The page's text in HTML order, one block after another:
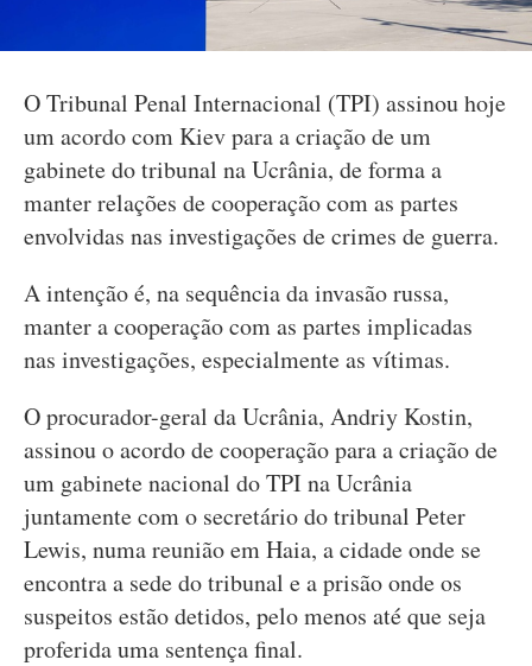
O Tribunal Penal Internacional (TPI) assinou hoje
um acordo com Kiev para a criação de um
gabinete do tribunal na Ucrânia, de forma a
manter relações de cooperação com as partes
envolvidas nas investigações de crimes de guerra.
A intenção é, na sequência da invasão russa,
manter a cooperação com as partes implicadas
nas investigações, especialmente as vítimas.
O procurador-geral da Ucrânia, Andriy Kostin,
assinou o acordo de cooperação para a criação de
um gabinete nacional do TPI na Ucrânia
juntamente com o secretário do tribunal Peter
Lewis, numa reunião em Haia, a cidade onde se
encontra a sede do tribunal e a prisão onde os
suspeitos estão detidos, pelo menos até que seja
proferida uma sentença final.